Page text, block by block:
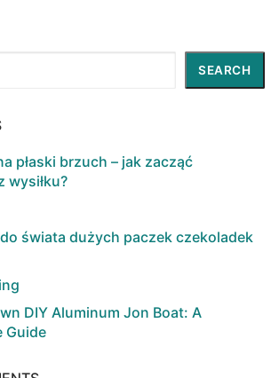
SEARCH
płaski brzuch – jak zacząć
wysiłku?
świata dużych paczek czekoladek
DIY Aluminum Jon Boat: A
Guide